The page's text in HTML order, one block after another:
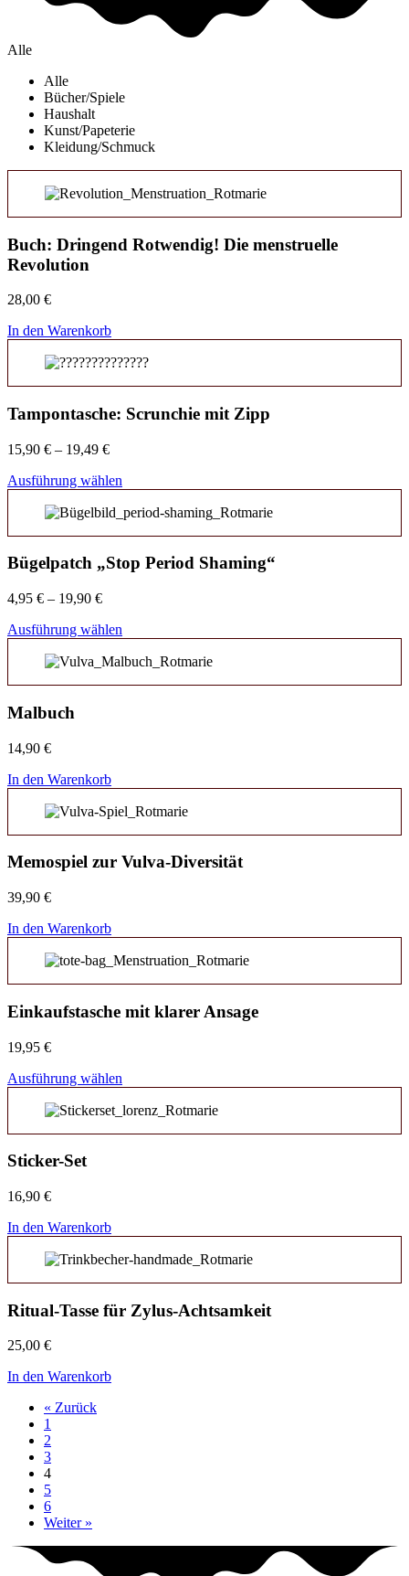
Alle
Alle
Bücher/Spiele
Haushalt
Kunst/Papeterie
Kleidung/Schmuck
Buch: Dringend Rotwendig! Die menstruelle
Revolution
28,00 €
In den Warenkorb
Tampontasche: Scrunchie mit Zipp
15,90 € – 19,49 €
Ausführung wählen
Bügelpatch „Stop Period Shaming“
4,95 € – 19,90 €
Ausführung wählen
Malbuch
14,90 €
In den Warenkorb
Memospiel zur Vulva-Diversität
39,90 €
In den Warenkorb
Einkaufstasche mit klarer Ansage
19,95 €
Ausführung wählen
Sticker-Set
16,90 €
In den Warenkorb
Ritual-Tasse für Zylus-Achtsamkeit
25,00 €
In den Warenkorb
« Zurück
1
2
3
4
5
6
Weiter »